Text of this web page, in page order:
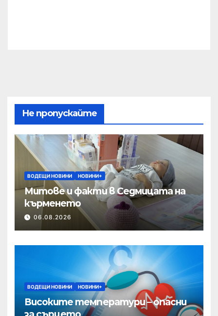
Не пропускайте
ВОДЕЩИ НОВИНИ НОВИНИ+
Митове и факти в Седмицата на
кърменето
06.08.2026
ВОДЕЩИ НОВИНИ НОВИНИ+
Високите температури – опасни